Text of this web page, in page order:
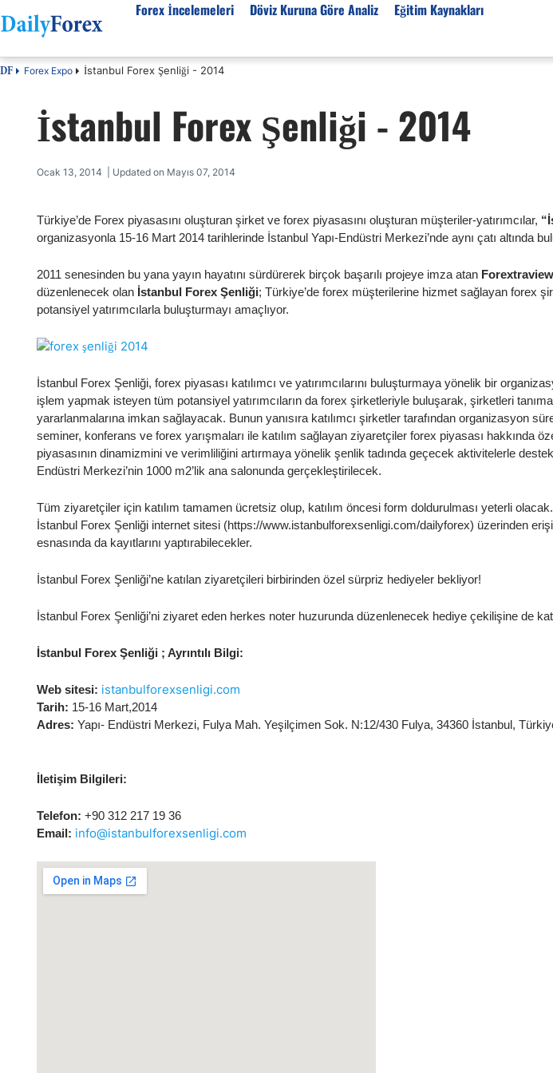
Forex İncelemeleri
Forex Firmaları
SPK Lisanslı Forex
Otomatik Forex
Forex Ürünleri
Forex Kursları
Tüm Firmaların İncelemeleri
Döviz Kuruna Göre Analiz
EUR-USD
EUR-TRY
USD-JPY
USD-CHF
USD-CAD
Altın
Petrol
Eğitim Kaynakları
Forex Eğitimi
Ekonomik Sözlük
Forex Nedir
Forex Seminerleri
Forex Düzenlemeler
DF Forex Expo İstanbul Forex Şenliği - 2014
İstanbul Forex Şenliği - 2014
Ocak 13, 2014 | Updated on Mayıs 07, 2014
Türkiye’de Forex piyasasını oluşturan şirket ve forex piyasasını oluşturan müşteriler-yatırımcılar,
organizasyonla 15-16 Mart 2014 tarihlerinde İstanbul Yapı-Endüstri Merkezi’nde aynı çatı altında
2011 senesinden bu yana yayın hayatını sürdürerek birçok başarılı projeye imza atan Forextraview
düzenlenecek olan İstanbul Forex Şenliği; Türkiye’de forex müşterilerine hizmet sağlayan forex
potansiyel yatırımcılarla buluşturmayı amaçlıyor.
İstanbul Forex Şenliği, forex piyasası katılımcı ve yatırımcılarını buluşturmaya yönelik bir
işlem yapmak isteyen tüm potansiyel yatırımcıların da forex şirketleriyle buluşarak, şirketleri
yararlanmalarına imkan sağlayacak. Bunun yanısıra katılımcı şirketler tarafından organizasyon
seminer, konferans ve forex yarışmaları ile katılım sağlayan ziyaretçiler forex piyasası hakkında
piyasasının dinamizmini ve verimliliğini artırmaya yönelik şenlik tadında geçecek aktivitelerle
Endüstri Merkezi’nin 1000 m2’lik ana salonunda gerçekleştirilecek.
Tüm ziyaretçiler için katılım tamamen ücretsiz olup, katılım öncesi form doldurulması yeterli
İstanbul Forex Şenliği internet sitesi (https://www.istanbulforexsenligi.com/dailyforex) üzerinden
esnasında da kayıtlarını yaptırabilecekler.
İstanbul Forex Şenliği’ne katılan ziyaretçileri birbirinden özel sürpriz hediyeler bekliyor!
İstanbul Forex Şenliği’ni ziyaret eden herkes noter huzurunda düzenlenecek hediye çekilişine de
İstanbul Forex Şenliği ; Ayrıntılı Bilgi:
Web sitesi: istanbulforexsenligi.com
Tarih: 15-16 Mart,2014
Adres: Yapı- Endüstri Merkezi, Fulya Mah. Yeşilçimen Sok. N:12/430 Fulya, 34360 İstanbul,
İletişim Bilgileri:
Telefon: +90 312 217 19 36
Email: info@istanbulforexsenligi.com